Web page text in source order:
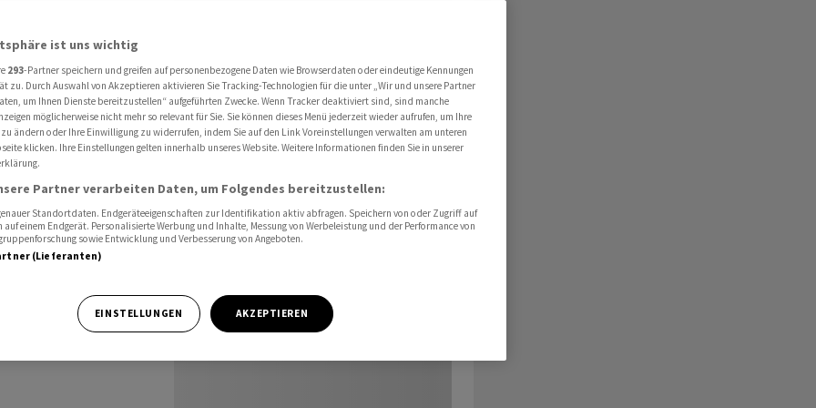
weniger üppig - Geldmenge sinkt
im
üppig -
Unternehmen
ist uns wichtig
293-Partner speichern und greifen auf personenbezogene Daten wie Browserdaten oder eindeutige Kennungen
zu. Durch Auswahl von Akzeptieren aktivieren Sie Tracking-Technologien für die unter „Wir und unsere Partner
um Ihnen Dienste bereitzustellen“ aufgeführten Zwecke. Wenn Tracker deaktiviert sind, sind manche
möglicherweise nicht mehr so relevant für Sie. Sie können dieses Menü jederzeit wieder aufrufen, um Ihre
ändern oder Ihre Einwilligung zu widerrufen, indem Sie auf den Link Voreinstellungen verwalten am unteren
klicken. Ihre Einstellungen gelten innerhalb unseres Website. Weitere Informationen finden Sie in unserer
Partner verarbeiten Daten, um Folgendes bereitzustellen:
Standortdaten. Endgeräteeigenschaften zur Identifikation aktiv abfragen. Speichern von oder Zugriff auf
einem Endgerät. Personalisierte Werbung und Inhalte, Messung von Werbeleistung und der Performance von
sowie Entwicklung und Verbesserung von Angeboten.
(Lieferanten)
EINSTELLUNGEN AKZEPTIEREN